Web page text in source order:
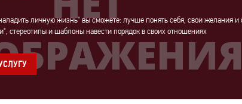
личную жизнь" вы сможете: лучше понять себя, свои желания и
стереотипы и шаблоны навести порядок в своих отношениях